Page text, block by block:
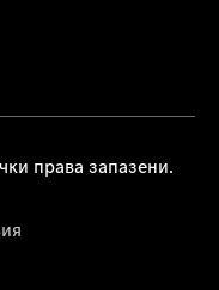
права запазени.